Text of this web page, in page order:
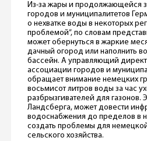
Из-за жары и продолжающейся
городов и муниципалитетов
о нехватке воды в некоторых
проблемой”, по словам
может обернуться в жаркие
дачный огород или наполнить
бассейн. А управляющий
ассоциации городов и
обращает внимание немецких
восьмисот литров воды за час
разбрызгивателей для газонов.
Ландсберга, может довести
водоснабжения до пределов в
создать проблемы для
сельского хозяйства.